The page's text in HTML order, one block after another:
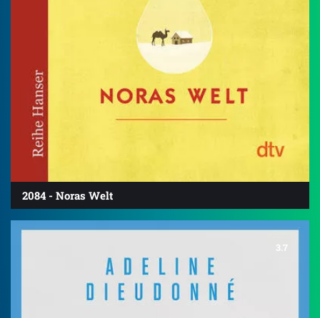
2084 - Noras Welt
3.7